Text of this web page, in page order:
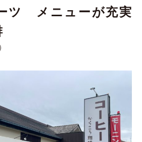
ツ メニューが充実